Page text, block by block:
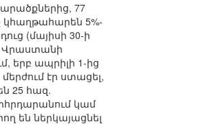
77
կհաղթահարեն 5%-
(մայիսի 30-ի
Վրաստանի
երբ ապրիլի 1-ից
էր ստացել,
25 հազ.
կամ
են ներկայացնել